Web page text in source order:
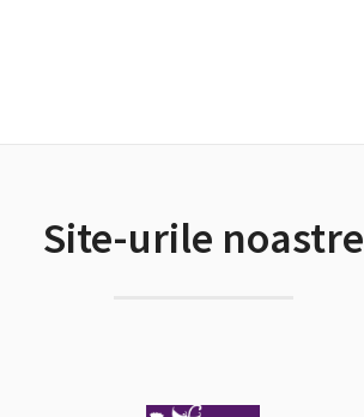
Site-urile noastre